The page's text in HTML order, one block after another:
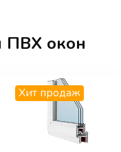
ПВХ окон
Хит продаж